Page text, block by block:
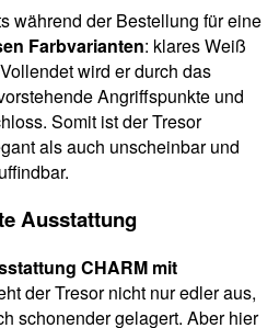
während der Bestellung für eine
Farbvarianten: klares Weiß
wird er durch das
Angriffspunkte und
Somit ist der Tresor
als auch unscheinbar und
Ausstattung
CHARM mit
der Tresor nicht nur edler aus,
schonender gelagert. Aber hier